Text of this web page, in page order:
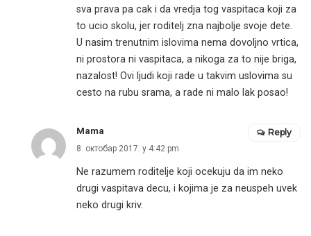
sva prava pa cak i da vredja tog vaspitaca koji za
to ucio skolu, jer roditelj zna najbolje svoje dete.
U nasim trenutnim islovima nema dovoljno vrtica,
ni prostora ni vaspitaca, a nikoga za to nije briga,
nazalost! Ovi ljudi koji rade u takvim uslovima su
cesto na rubu srama, a rade ni malo lak posao!
Mama
8. октобар 2017. у 4:42 pm
Ne razumem roditelje koji ocekuju da im neko
drugi vaspitava decu, i kojima je za neuspeh uvek
neko drugi kriv.
Reply